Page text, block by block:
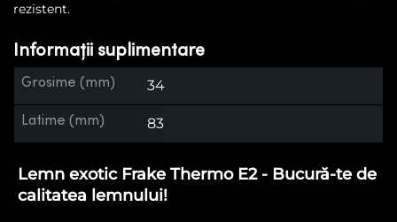
rezistent.
Informații suplimentare
Grosime (mm) 34
Latime (mm) 83
Lemn exotic Frake Thermo E2 - Bucură-te de
calitatea lemnului!